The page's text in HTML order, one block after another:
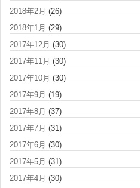
2018年2月 (26)
2018年1月 (29)
2017年12月 (30)
2017年11月 (30)
2017年10月 (30)
2017年9月 (19)
2017年8月 (37)
2017年7月 (31)
2017年6月 (30)
2017年5月 (31)
2017年4月 (30)